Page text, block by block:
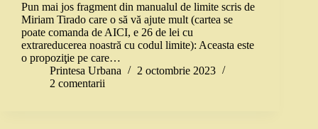
Pun mai jos fragment din manualul de limite scris de
Miriam Tirado care o să vă ajute mult (cartea se
poate comanda de AICI, e 26 de lei cu
extrareducerea noastră cu codul limite): Aceasta este
o propoziţie pe care…
Printesa Urbana
2 octombrie 2023
2 comentarii